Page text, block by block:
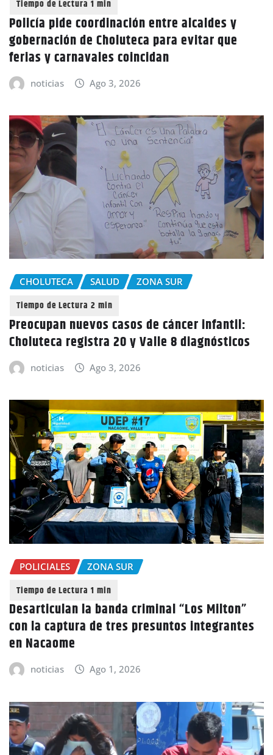
Policía pide coordinación entre alcaldes y
gobernación de Choluteca para evitar que
ferias y carnavales coincidan
noticias Ago 3, 2026
CHOLUTECA SALUD ZONA SUR
Preocupan nuevos casos de cáncer infantil:
Choluteca registra 20 y Valle 8 diagnósticos
noticias Ago 3, 2026
POLICIALES ZONA SUR
Desarticulan la banda criminal “Los Milton”
con la captura de tres presuntos integrantes
en Nacaome
noticias Ago 1, 2026